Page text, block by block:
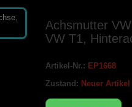
Achsmutter
VW T1,
Artikel-Nr.: EP1668
Zustand: Neuer Artikel